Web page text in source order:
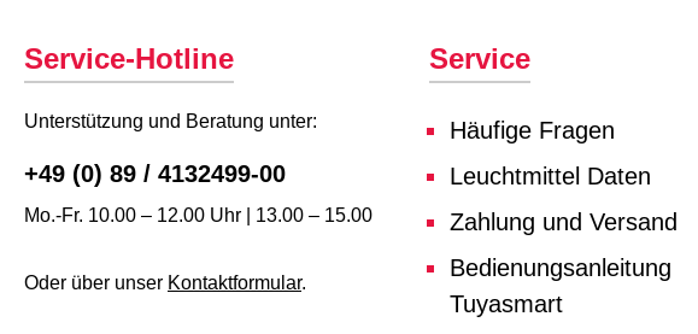
Service-Hotline
Unterstützung und Beratung unter:
+49 (0) 89 / 4132499-00
Mo.-Fr. 10.00 – 12.00 Uhr | 13.00 – 15.00
Oder über unser Kontaktformular.
Service
Häufige Fragen
Leuchtmittel Daten
Zahlung und Versand
Bedienungsanleitung
Tuyasmart